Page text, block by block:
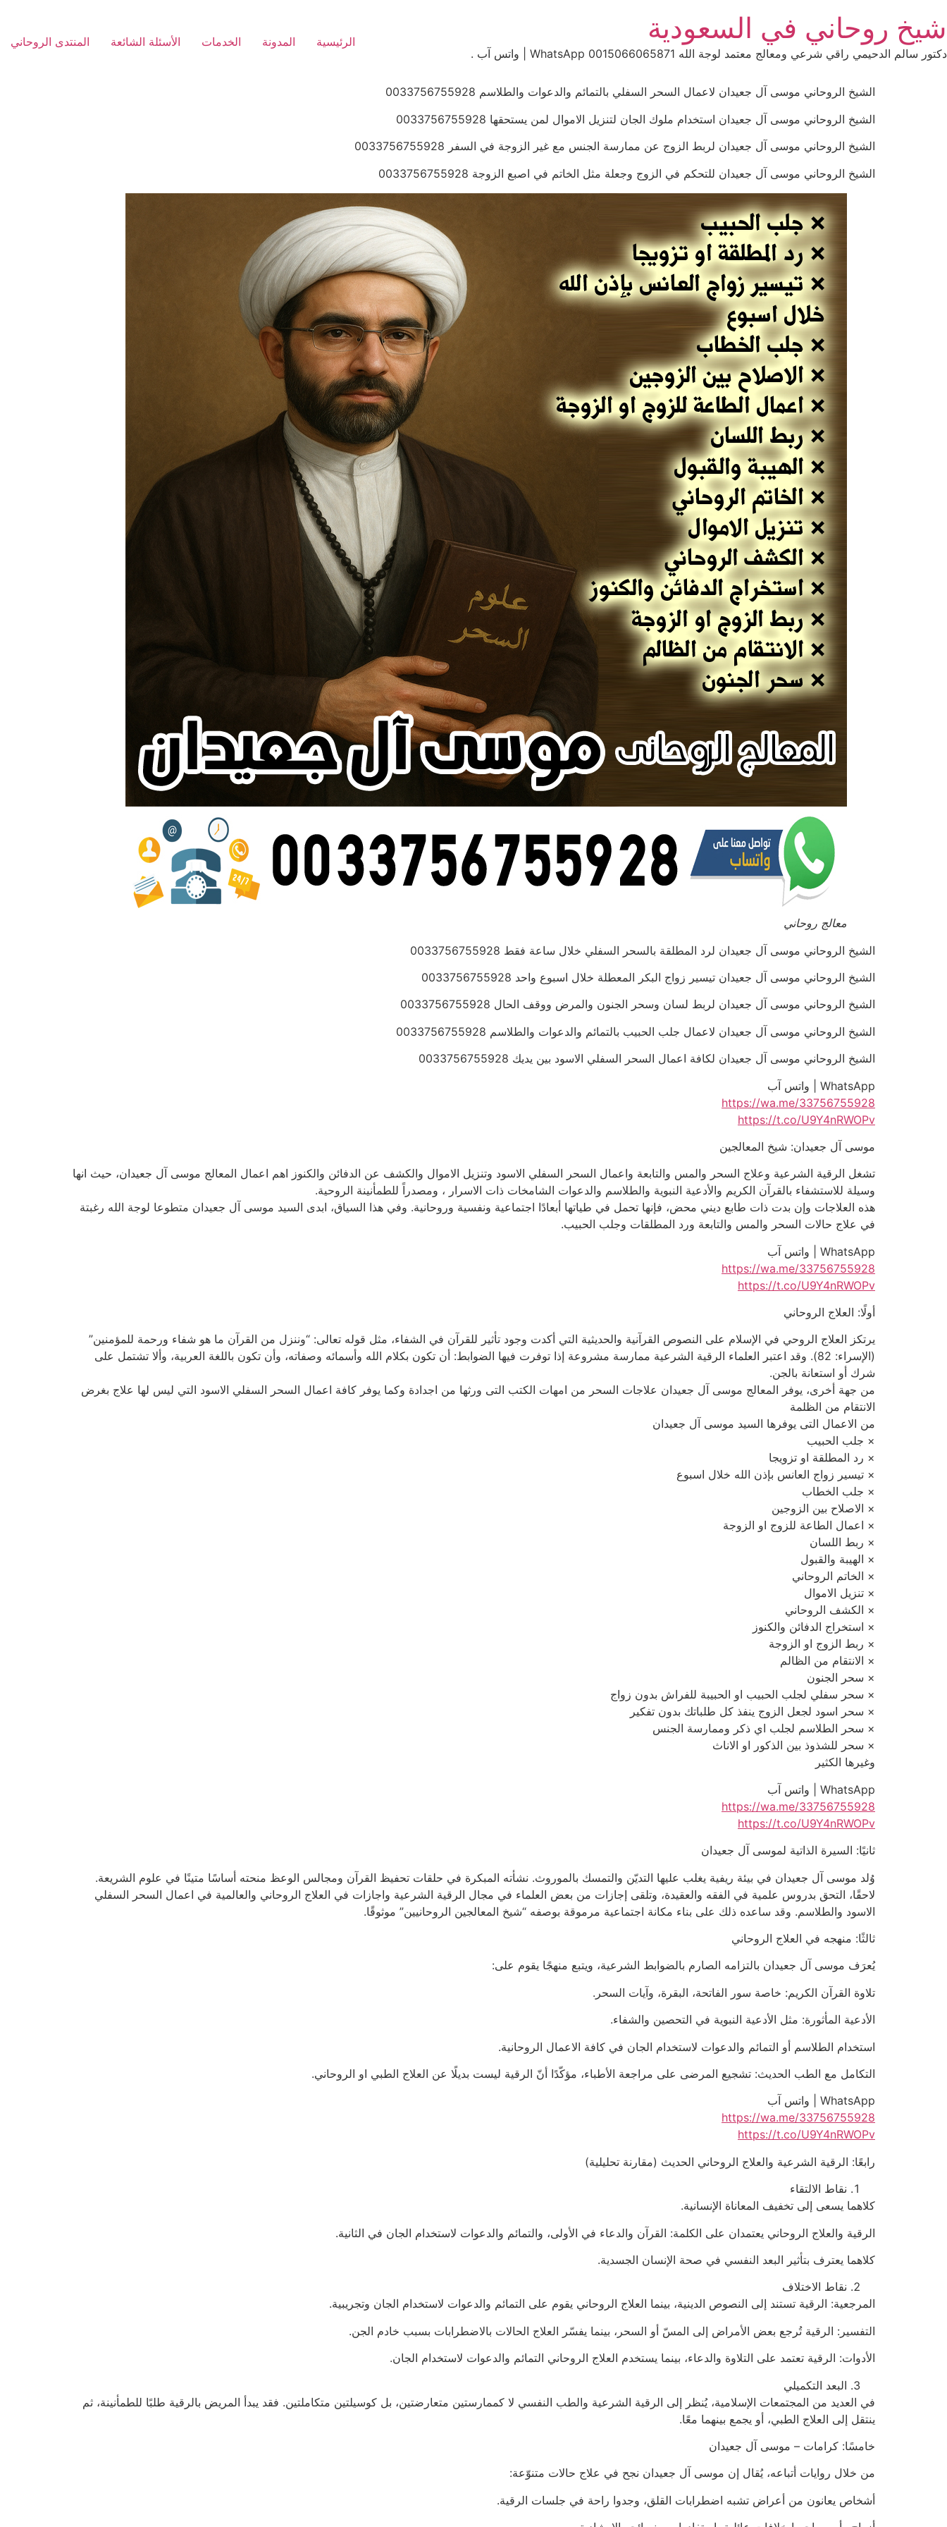
to
content
شيخ روحاني في السعودية
دكتور سالم الدحيمي راقي شرعي ومعالج معتمد لوجة الله 0015066065871 WhatsApp | واتس آب .
الرئيسية المدونة الخدمات الأسئلة الشائعة المنتدى الروحاني
الشيخ الروحاني موسى آل جعيدان لاعمال السحر السفلي بالتمائم والدعوات والطلاسم 0033756755928
الشيخ الروحاني موسى آل جعيدان استخدام ملوك الجان لتنزيل الاموال لمن يستحقها 0033756755928
الشيخ الروحاني موسى آل جعيدان لربط الزوج عن ممارسة الجنس مع غير الزوجة في السفر 0033756755928
الشيخ الروحاني موسى آل جعيدان للتحكم في الزوج وجعلة مثل الخاتم في اصبع الزوجة 0033756755928
معالج روحاني
الشيخ الروحاني موسى آل جعيدان لرد المطلقة بالسحر السفلي خلال ساعة فقط 0033756755928
الشيخ الروحاني موسى آل جعيدان تيسير زواج البكر المعطلة خلال اسبوع واحد 0033756755928
الشيخ الروحاني موسى آل جعيدان لربط لسان وسحر الجنون والمرض ووقف الحال 0033756755928
الشيخ الروحاني موسى آل جعيدان لاعمال جلب الحبيب بالتمائم والدعوات والطلاسم 0033756755928
الشيخ الروحاني موسى آل جعيدان لكافة اعمال السحر السفلي الاسود بين يديك 0033756755928
WhatsApp | واتس آب
https://wa.me/33756755928
https://t.co/U9Y4nRWOPv
موسى آل جعيدان: شيخ المعالجين
تشغل الرقية الشرعية وعلاج السحر والمس والتابعة واعمال السحر السفلي الاسود وتنزيل الاموال والكشف عن الدفائن والكنوز اهم اعمال المعالج موسى آل جعيدان، حيث انها
وسيلة للاستشفاء بالقرآن الكريم والأدعية النبوية والطلاسم والدعوات الشامخات ذات الاسرار ، ومصدراً للطمأنينة الروحية.
هذه العلاجات وإن بدت ذات طابع ديني محض، فإنها تحمل في طياتها أبعادًا اجتماعية ونفسية وروحانية. وفي هذا السياق، ابدى السيد موسى آل جعيدان متطوعا لوجة الله رغبتة
في علاج حالات السحر والمس والتابعة ورد المطلقات وجلب الحبيب.
WhatsApp | واتس آب
https://wa.me/33756755928
https://t.co/U9Y4nRWOPv
أولًا: العلاج الروحاني
يرتكز العلاج الروحي في الإسلام على النصوص القرآنية والحديثية التي أكدت وجود تأثير للقرآن في الشفاء، مثل قوله تعالى: “وننزل من القرآن ما هو شفاء ورحمة للمؤمنين”
(الإسراء: 82). وقد اعتبر العلماء الرقية الشرعية ممارسة مشروعة إذا توفرت فيها الضوابط: أن تكون بكلام الله وأسمائه وصفاته، وأن تكون باللغة العربية، وألا تشتمل على
شرك أو استعانة بالجن.
من جهة أخرى، يوفر المعالج موسى آل جعيدان علاجات السحر من امهات الكتب التى ورثها من اجدادة وكما يوفر كافة اعمال السحر السفلي الاسود التي ليس لها علاج بغرض
الانتقام من الظلمة
من الاعمال التى يوفرها السيد موسى آل جعيدان
× جلب الحبيب
× رد المطلقة او تزويجا
× تيسير زواج العانس بإذن الله خلال اسبوع
× جلب الخطاب
× الاصلاح بين الزوجين
× اعمال الطاعة للزوج او الزوجة
× ربط اللسان
× الهيبة والقبول
× الخاتم الروحاني
× تنزيل الاموال
× الكشف الروحاني
× استخراج الدفائن والكنوز
× ربط الزوج او الزوجة
× الانتقام من الظالم
× سحر الجنون
× سحر سفلي لجلب الحبيب او الحبيبة للفراش بدون زواج
× سحر اسود لجعل الزوج ينفذ كل طلباتك بدون تفكير
× سحر الطلاسم لجلب اي ذكر وممارسة الجنس
× سحر للشذوذ بين الذكور او الاناث
وغيرها الكثير
WhatsApp | واتس آب
https://wa.me/33756755928
https://t.co/U9Y4nRWOPv
ثانيًا: السيرة الذاتية لموسى آل جعيدان
وُلد موسى آل جعيدان في بيئة ريفية يغلب عليها التديّن والتمسك بالموروث. نشأته المبكرة في حلقات تحفيظ القرآن ومجالس الوعظ منحته أساسًا متينًا في علوم الشريعة.
لاحقًا، التحق بدروس علمية في الفقه والعقيدة، وتلقى إجازات من بعض العلماء في مجال الرقية الشرعية واجازات في العلاج الروحاني والعالمية في اعمال السحر السفلي
الاسود والطلاسم. وقد ساعده ذلك على بناء مكانة اجتماعية مرموقة بوصفه “شيخ المعالجين الروحانيين” موثوقًا.
ثالثًا: منهجه في العلاج الروحاني
يُعرَف موسى آل جعيدان بالتزامه الصارم بالضوابط الشرعية، ويتبع منهجًا يقوم على:
تلاوة القرآن الكريم: خاصة سور الفاتحة، البقرة، وآيات السحر.
الأدعية المأثورة: مثل الأدعية النبوية في التحصين والشفاء.
استخدام الطلاسم أو التمائم والدعوات لاستخدام الجان في كافة الاعمال الروحانية.
التكامل مع الطب الحديث: تشجيع المرضى على مراجعة الأطباء، مؤكّدًا أنّ الرقية ليست بديلًا عن العلاج الطبي او الروحاني.
WhatsApp | واتس آب
https://wa.me/33756755928
https://t.co/U9Y4nRWOPv
رابعًا: الرقية الشرعية والعلاج الروحاني الحديث (مقارنة تحليلية)
نقاط الالتقاء
كلاهما يسعى إلى تخفيف المعاناة الإنسانية.
الرقية والعلاج الروحاني يعتمدان على الكلمة: القرآن والدعاء في الأولى، والتمائم والدعوات لاستخدام الجان في الثانية.
كلاهما يعترف بتأثير البعد النفسي في صحة الإنسان الجسدية.
نقاط الاختلاف
المرجعية: الرقية تستند إلى النصوص الدينية، بينما العلاج الروحاني يقوم على التمائم والدعوات لاستخدام الجان وتجريبية.
التفسير: الرقية تُرجع بعض الأمراض إلى المسّ أو السحر، بينما يفسّر العلاج الحالات بالاضطرابات بسبب خادم الجن.
الأدوات: الرقية تعتمد على التلاوة والدعاء، بينما يستخدم العلاج الروحاني التمائم والدعوات لاستخدام الجان.
البعد التكميلي
في العديد من المجتمعات الإسلامية، يُنظر إلى الرقية الشرعية والطب النفسي لا كممارستين متعارضتين، بل كوسيلتين متكاملتين. فقد يبدأ المريض بالرقية طلبًا للطمأنينة، ثم
ينتقل إلى العلاج الطبي، أو يجمع بينهما معًا.
خامسًا: كرامات – موسى آل جعيدان
من خلال روايات أتباعه، يُقال إن موسى آل جعيدان نجح في علاج حالات متنوّعة:
أشخاص يعانون من أعراض تشبه اضطرابات القلق، وجدوا راحة في جلسات الرقية.